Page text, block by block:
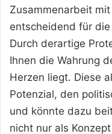
Zusammenarbeit
entscheidend für
Durch derartige
Ihnen die Wahrung
Herzen liegt. Diese
Potenzial, den
und könnte dazu
nicht nur als